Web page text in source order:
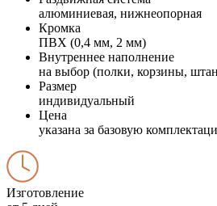
алюминиевая, нижнеопорная
Кромка
ПВХ (0,4 мм, 2 мм)
Внутреннее наполнение
на выбор (полки, корзины,
Размер
индивидуальный
Цена
указана за базовую
Изготовление